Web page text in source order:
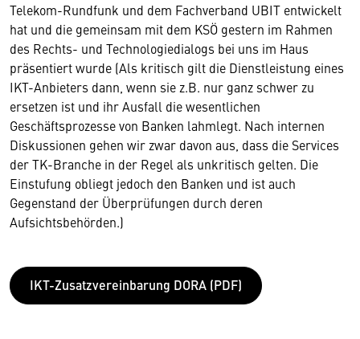
Telekom-Rundfunk und dem Fachverband UBIT entwickelt
hat und die gemeinsam mit dem KSÖ gestern im Rahmen
des Rechts- und Technologiedialogs bei uns im Haus
präsentiert wurde (Als kritisch gilt die Dienstleistung eines
IKT-Anbieters dann, wenn sie z.B. nur ganz schwer zu
ersetzen ist und ihr Ausfall die wesentlichen
Geschäftsprozesse von Banken lahmlegt. Nach internen
Diskussionen gehen wir zwar davon aus, dass die Services
der TK-Branche in der Regel als unkritisch gelten. Die
Einstufung obliegt jedoch den Banken und ist auch
Gegenstand der Überprüfungen durch deren
Aufsichtsbehörden.)
IKT-Zusatzvereinbarung DORA (PDF)